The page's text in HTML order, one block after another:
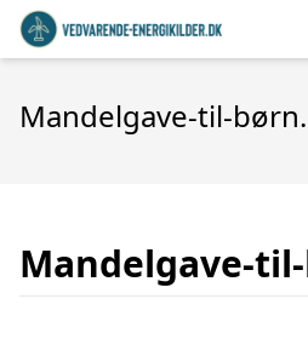
Mandelgave-til-
Mandelgave-